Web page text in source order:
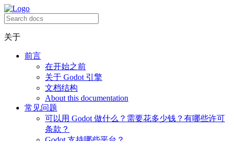
关于
前言
在开始之前
关于 Godot 引擎
文档结构
About this documentation
常见问题
可以用 Godot 做什么？需要花多少钱？有哪些许可
条款？